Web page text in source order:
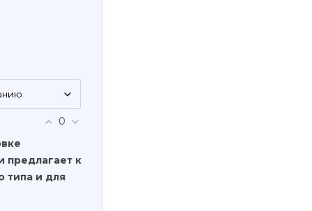
0
предлагает к
типа и для